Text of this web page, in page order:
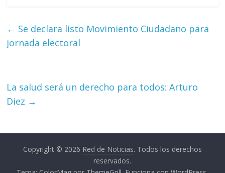
← Se declara listo Movimiento Ciudadano para
jornada electoral
La salud será un derecho para todos: Arturo
Diez →
Copyright © 2026 Red de Noticias. Todos los derechos
reservados.